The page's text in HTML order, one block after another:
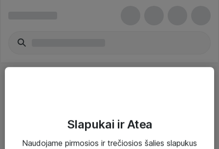
Slapukai ir Atea
Naudojame pirmosios ir trečiosios šalies slapukus